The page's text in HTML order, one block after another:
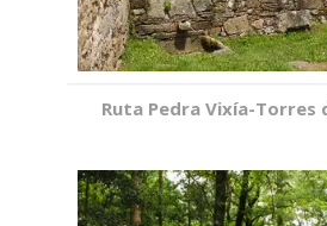
Ruta Pedra Vixía-Torres